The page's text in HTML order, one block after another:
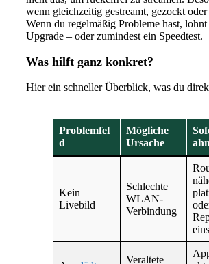
wenn gleichzeitig gestreamt, gezockt
Wenn du regelmäßig Probleme hast,
Upgrade – oder zumindest ein Speedtest.
Was hilft ganz konkret?
Hier ein schneller Überblick, was du
Problemfel
d
Mögliche
Ursache
Kein
Livebild
Schlechte
WLAN-
Verbindung
Veraltete